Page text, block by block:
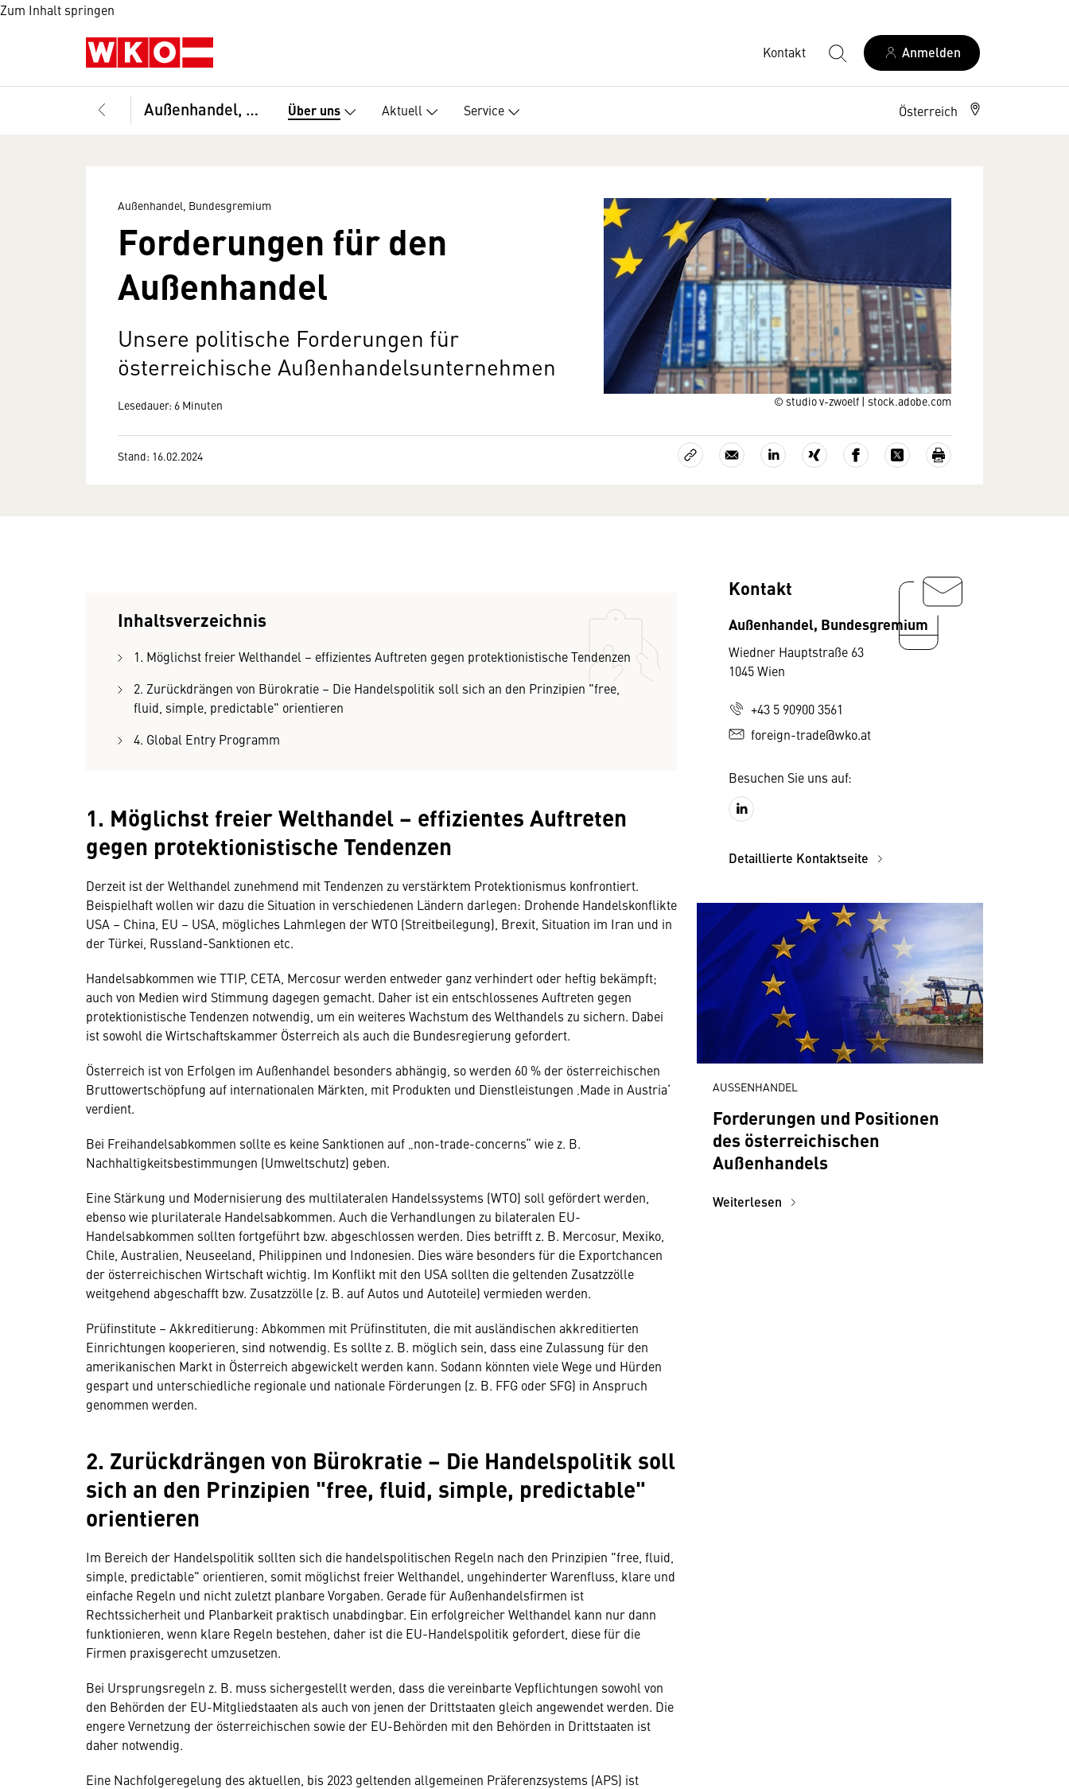
Zum Inhalt springen
Kontakt Anmelden
Außenhandel, Bundesgremium Über uns Aktuell Service Österreich
© studio v-zwoelf | stock.adobe.com
Außenhandel, Bundesgremium
Forderungen für den
Außenhandel
Unsere politische Forderungen für
österreichische Außenhandelsunternehmen
Lesedauer: 6 Minuten
Stand: 16.02.2024
Inhaltsverzeichnis
1. Möglichst freier Welthandel – effizientes Auftreten gegen protektionistische Tendenzen
2. Zurückdrängen von Bürokratie – Die Handelspolitik soll sich an den Prinzipien "free,
fluid, simple, predictable" orientieren
4. Global Entry Programm
1. Möglichst freier Welthandel – effizientes Auftreten
gegen protektionistische Tendenzen
Derzeit ist der Welthandel zunehmend mit Tendenzen zu verstärktem Protektionismus konfrontiert.
Beispielhaft wollen wir dazu die Situation in verschiedenen Ländern darlegen: Drohende Handelskonflikte
USA – China, EU – USA, mögliches Lahmlegen der WTO (Streit­beilegung), Brexit, Situation im Iran und in
der Türkei, Russland-Sanktionen etc.
Handelsabkommen wie TTIP, CETA, Mercosur werden entweder ganz verhindert oder heftig bekämpft;
auch von Medien wird Stimmung dagegen gemacht. Daher ist ein entschlossenes Auftreten gegen
protektionistische Tendenzen notwendig, um ein weiteres Wachstum des Welthandels zu sichern. Dabei
ist sowohl die Wirtschaftskammer Österreich als auch die Bundesregierung gefordert.
Österreich ist von Erfolgen im Außenhandel besonders abhängig, so werden 60 % der österreichischen
Bruttowertschöpfung auf internationalen Märkten, mit Produkten und Dienstleistungen ‚Made in Austria‘
verdient.
Bei Freihandelsabkommen sollte es keine Sanktionen auf „non-trade-concerns“ wie z. B.
Nachhaltigkeitsbestimmungen (Umweltschutz) geben.
Eine Stärkung und Modernisierung des multilateralen Handelssystems (WTO) soll gefördert werden,
ebenso wie plurilaterale Handelsabkommen. Auch die Verhandlungen zu bilate­ralen EU-
Handelsabkommen sollten fortgeführt bzw. abgeschlossen werden. Dies betrifft z. B. Mercosur, Mexiko,
Chile, Australien, Neuseeland, Philippinen und Indonesien. Dies wäre besonders für die Exportchancen
der österreichischen Wirtschaft wichtig. Im Konflikt mit den USA sollten die geltenden Zusatzzölle
weitgehend abgeschafft bzw. Zusatzzölle (z. B. auf Autos und Autoteile) vermieden werden.
Prüfinstitute – Akkreditierung: Abkommen mit Prüfinstituten, die mit ausländischen akkredi­tierten
Einrichtungen kooperieren, sind notwendig. Es sollte z. B. möglich sein, dass eine Zulassung für den
amerikanischen Markt in Österreich abgewickelt werden kann. Sodann könnten viele Wege und Hürden
gespart und unterschiedliche regionale und nationale Förderungen (z. B. FFG oder SFG) in Anspruch
genommen werden.
2. Zurückdrängen von Bürokratie – Die Handelspolitik soll
sich an den Prinzipien "free, fluid, simple, predictable"
orientieren
Im Bereich der Handelspolitik sollten sich die handelspolitischen Regeln nach den Prinzipien "free, fluid,
simple, predictable" orientieren, somit möglichst freier Welthandel, ungehinderter Waren­fluss, klare und
einfache Regeln und nicht zuletzt planbare Vorgaben. Gerade für Außenhandels­firmen ist
Rechtssicherheit und Planbarkeit praktisch unabdingbar. Ein erfolgreicher Welthandel kann nur dann
funktionieren, wenn klare Regeln bestehen, daher ist die EU-Handelspolitik gefordert, diese für die
Firmen praxisgerecht umzusetzen.
Bei Ursprungsregeln z. B. muss sichergestellt werden, dass die vereinbarte Ve­pflichtun­gen sowohl von
den Behörden der EU-Mitgliedstaaten als auch von jenen der Drittstaaten gleich angewendet werden. Die
engere Vernetzung der österreichischen sowie der EU-Behörden mit den Behörden in Drittstaaten ist
daher notwendig.
Eine Nachfolgeregelung des aktuellen, bis 2023 geltenden allgemeinen Präferenzsystems (APS) ist
Kontakt
Außenhandel, Bundesgremium
Wiedner Hauptstraße 63
1045 Wien
+43 5 90900 3561
foreign-trade@wko.at
Besuchen Sie uns auf:
Detaillierte Kontaktseite
AUSSENHANDEL
Forderungen und Positionen
des österreichischen
Außenhandels
Weiterlesen